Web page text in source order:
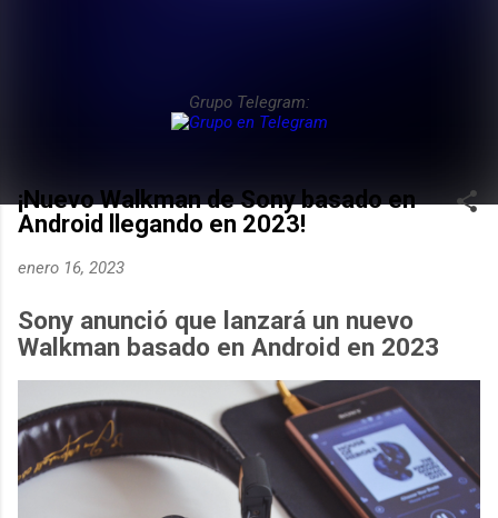
Grupo Telegram:
¡Nuevo Walkman de Sony basado en
Android llegando en 2023!
enero 16, 2023
Sony anunció que lanzará un nuevo
Walkman basado en Android en 2023